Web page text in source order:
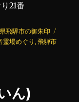
21番
飛騨市の御朱印
霊場めぐり ,飛騨市
ん)